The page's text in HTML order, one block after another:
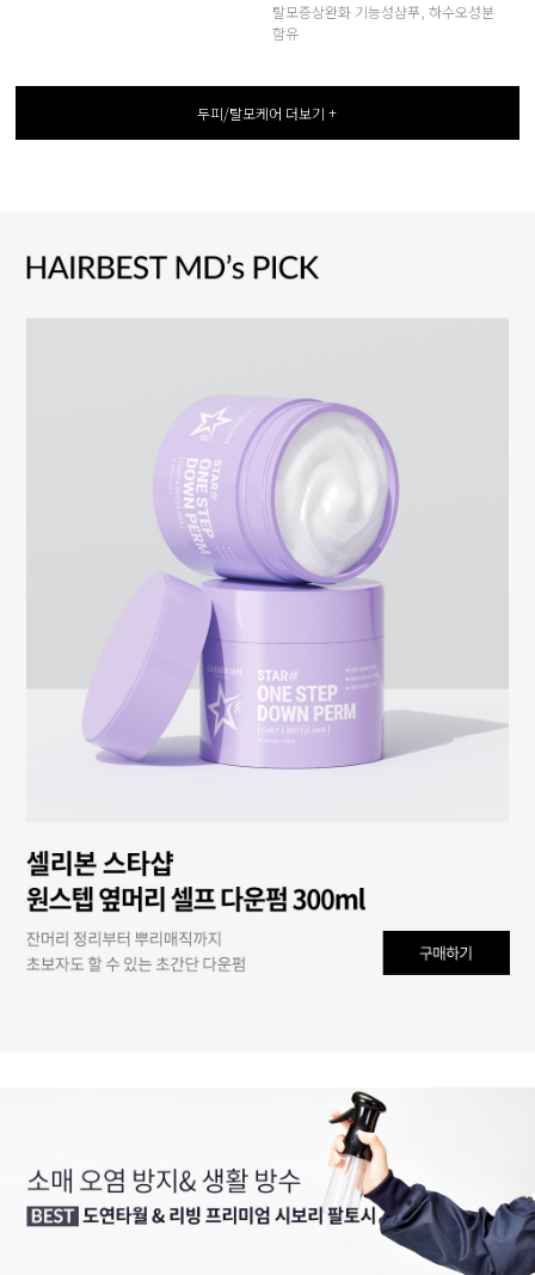
탈모증상완화 기능성샴푸, 하수오성분
함유
두피/탈모케어 더보기 +